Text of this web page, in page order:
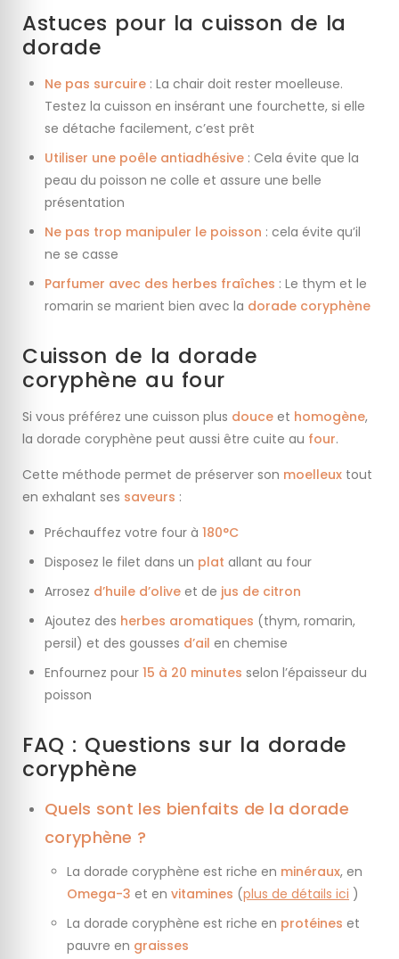
Astuces pour la cuisson de la
dorade
Ne pas surcuire : La chair doit rester moelleuse.
Testez la cuisson en insérant une fourchette, si elle
se détache facilement, c’est prêt
Utiliser une poêle antiadhésive : Cela évite que la
peau du poisson ne colle et assure une belle
présentation
Ne pas trop manipuler le poisson : cela évite qu’il
ne se casse
Parfumer avec des herbes fraîches : Le thym et le
romarin se marient bien avec la dorade coryphène
Cuisson de la dorade
coryphène au four
Si vous préférez une cuisson plus douce et homogène,
la dorade coryphène peut aussi être cuite au four.
Cette méthode permet de préserver son moelleux tout
en exhalant ses saveurs :
Préchauffez votre four à 180°C
Disposez le filet dans un plat allant au four
Arrosez d’huile d’olive et de jus de citron
Ajoutez des herbes aromatiques (thym, romarin,
persil) et des gousses d’ail en chemise
Enfournez pour 15 à 20 minutes selon l’épaisseur du
poisson
FAQ : Questions sur la dorade
coryphène
Quels sont les bienfaits de la dorade
coryphène ?
La dorade coryphène est riche en minéraux, en
Omega-3 et en vitamines (plus de détails ici )
La dorade coryphène est riche en protéines et
pauvre en graisses